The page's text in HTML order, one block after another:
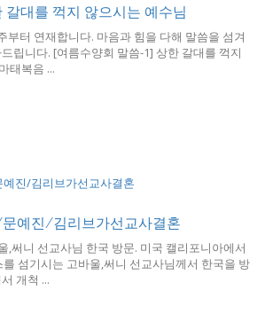
갈대를 꺽지 않으시는 예수님
부터 연재합니다. 마음과 힘을 다해 말씀을 섬겨
립니다. [여름수양회 말씀-1] 상한 갈대를 꺽지
태복음 ...
예진/김리브가선교사결혼
,써니 선교사님 한국 방문. 미국 캘리포니아에서
섬기시는 고바울,써니 선교사님께서 한국을 방
개척 ...